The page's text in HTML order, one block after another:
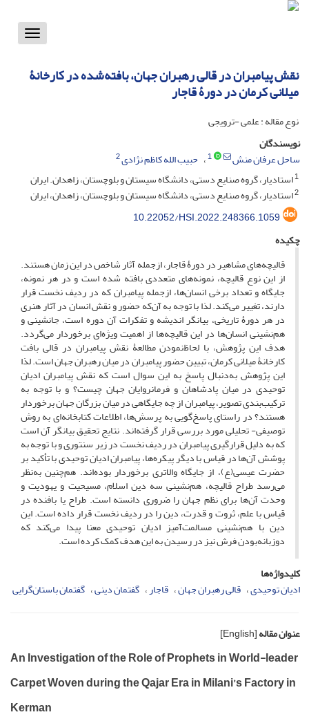
Toggle
نقش پیامبران در قالی رهبران جهان، بافته‌شده در کارخانۀ
میلانی کرمان در دورۀ قاجار
نوع مقاله : علمی -ترویجی
نویسندگان
ساحل عرفان منش
1 حبیب الله کاظم نژادی2
1استادیار، گروه صنایع دستی، دانشگاه سیستان و بلوچستان، زاهدان. ایران
2استادیار، گروه صنایع دستی، دانشگاه سیستان و بلوچستان، زاهدان، ایران
10.22052/HSI.2022.248366.1059
چکیده
قالیچه‌‌های مشاهیر در دورۀ قاجار، ازجمله آثار شاخص در این زمان هستند.
از این نوع قالیچه، نمونه‌‌های متعددی بافته شده است و در هر نمونه،
جایگاه و تعداد برخی انسان‌ها، ازجمله پیامبران که در ردیف نخست قرار
دارند، تغییر می‌‌کند. لذا با توجه به آن‌که حضور و نقش انسان در آثار هنری
در هر دورۀ تاریخی، بیانگر اندیشه و تفکرات آن دوره است، جانشینی و
هم‌نشینی انسان‌ها در این قالیچه‌‌ها از اهمیت ویژه‌‌ای برخوردار می‌‌گردد.
هدف این پژوهش، با لحاظ‌نمودن مطالعۀ نقش پیامبران در قالی بافت
کارخانۀ میلانی کرمان، تبیین حضور پیامبران در میان رهبران جهان است. لذا
این پژوهش به‌دنبال پاسخ به این سوال است که نقش پیامبران ادیان
توحیدی در میان پادشاهان و فرمانروایان جهان چیست؟ و با توجه به
ترکیب‌‌بندی تصویر، پیامبران از چه جایگاهی در میان بزرگان جهان برخوردار
هستند؟ در راستای پاسخ‌گویی به پرسش‌ها، اطلاعات کتابخانه‌ای به روش‌
توصیفی- تحلیلی مورد بررسی قرار گرفته‌اند. نتایج تحقیق بیانگر آن است
که به دلیل قرارگیری پیامبران در ردیف نخست در زیر سنتوری و با توجه به
پوشش آن‌ها در قیاس با دیگر پیکره‌‌ها، پیامبران ادیان توحیدی با تأکید بر
حضرت عیسی(ع)، از جایگاه والاتری برخوردار بوده‌اند. هم‌چنین به‌‌نظر
می‌‌رسد طراح قالیچه، هم‌نشینی سه دین اسلام، مسیحیت و یهودیت و
وحدت آن‌ها برای نظم جهان را ضروری دانسته است. طراح یا بافنده در
قیاس با علم، ثروت و قدرت، دین را در ردیف نخست قرار داده است. این
دین با هم‌نشینی مسالمت‌آمیز ادیان توحیدی معنا پیدا می‌‌کند که
دوزبانه‌بودن فرش نیز در رسیدن به این هدف کمک کرده است.
کلیدواژه‌ها
ادیان توحیدی قالی رهبران جهان قاجار گفتمان دینی گفتمان باستان‌گرایی
عنوان مقاله[English]
An Investigation of the Role of Prophets in World-leader
Carpet Woven during the Qajar Era in Milani’s Factory in
Kerman